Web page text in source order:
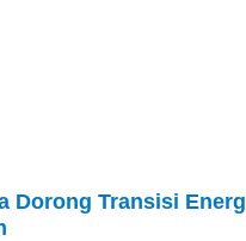
Dorong Transisi